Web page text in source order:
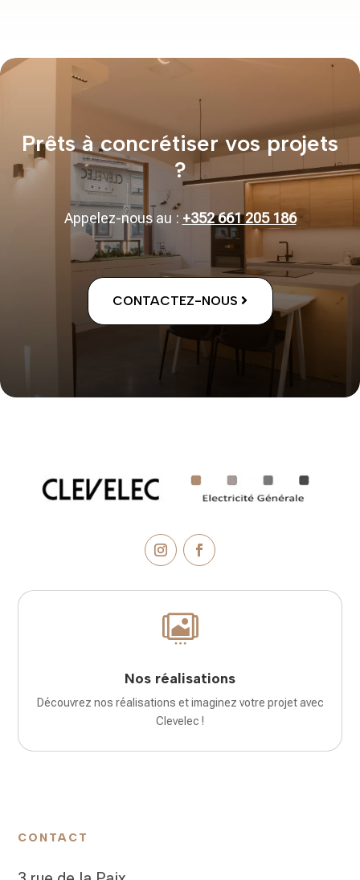
Prêts à concrétiser vos projets
?
Appelez-nous au : +352 661 205 186
CONTACTEZ-NOUS

Nos réalisations
Découvrez nos réalisations et imaginez votre projet avec
Clevelec !
CONTACT